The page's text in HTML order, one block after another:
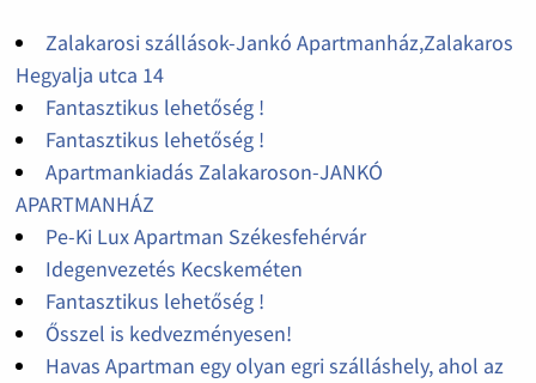
Zalakarosi szállások-Jankó Apartmanház,Zalakaros
Hegyalja utca 14
Fantasztikus lehetőség !
Fantasztikus lehetőség !
Apartmankiadás Zalakaroson-JANKÓ
APARTMANHÁZ
Pe-Ki Lux Apartman Székesfehérvár
Idegenvezetés Kecskeméten
Fantasztikus lehetőség !
Ősszel is kedvezményesen!
Havas Apartman egy olyan egri szálláshely, ahol az